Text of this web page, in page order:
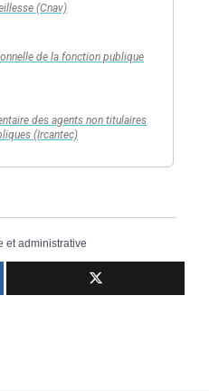
(Cnav)
de la fonction publique
des agents non titulaires
(Ircantec)
et administrative